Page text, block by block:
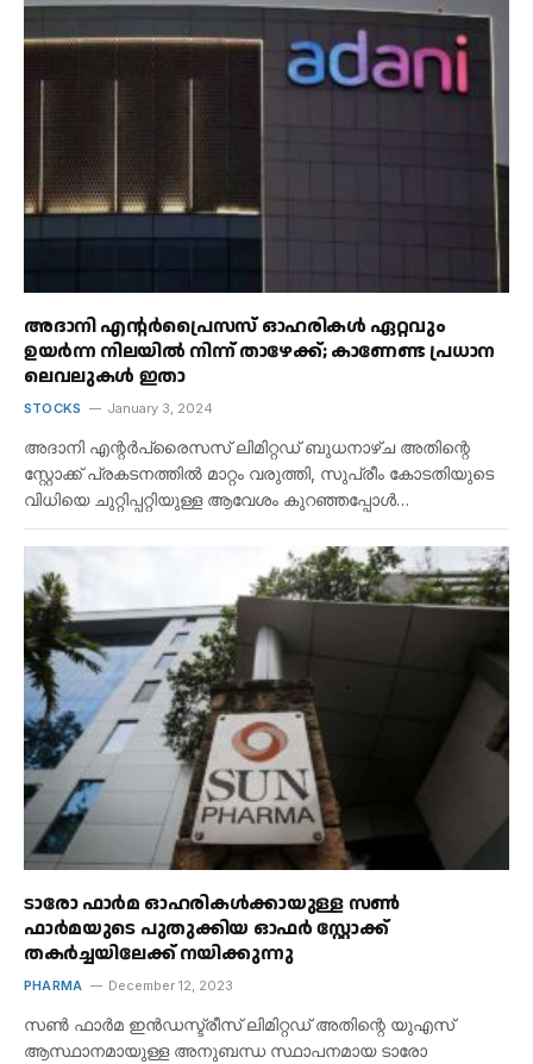
അദാനി എന്റർപ്രൈസസ് ഓഹരികൾ ഏറ്റവും
ഉയർന്ന നിലയിൽ നിന്ന് താഴേക്ക്; കാണേണ്ട പ്രധാന
ലെവലുകൾ ഇതാ
STOCKS January 3, 2024
അദാനി എന്റർപ്രൈസസ് ലിമിറ്റഡ് ബുധനാഴ്ച അതിന്റെ
സ്റ്റോക്ക് പ്രകടനത്തിൽ മാറ്റം വരുത്തി, സുപ്രീം കോടതിയുടെ
വിധിയെ ചുറ്റിപ്പറ്റിയുള്ള ആവേശം കുറഞ്ഞപ്പോൾ…
ടാരോ ഫാർമ ഓഹരികൾക്കായുള്ള സൺ
ഫാർമയുടെ പുതുക്കിയ ഓഫർ സ്റ്റോക്ക്
തകർച്ചയിലേക്ക് നയിക്കുന്നു
PHARMA December 12, 2023
സൺ ഫാർമ ഇൻഡസ്ട്രീസ് ലിമിറ്റഡ് അതിന്റെ യുഎസ്
ആസ്ഥാനമായുള്ള അനുബന്ധ സ്ഥാപനമായ ടാരോ